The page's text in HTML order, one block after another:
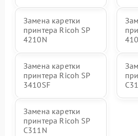
Замена каретки
принтера Ricoh SP
4210N
Замена каретки
принтера Ricoh SP
3410SF
Замена каретки
принтера Ricoh SP
C311N